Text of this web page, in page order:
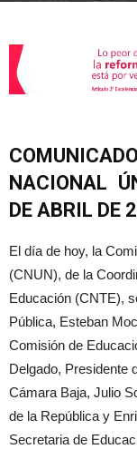
abril 3, 2019 3049
NACIONAL
DE ABRIL DE
El día de hoy, la
(CNUN), de la
Educación (CNTE),
Pública, Esteban
Comisión de
Delgado, Presidente
Cámara Baja, Julio
de la República y
Secretaria de